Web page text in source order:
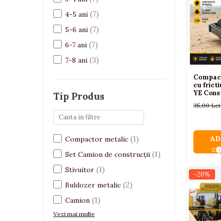
Saltelute si centre de activitati
Trenuri cu sine
Vehicule de constructii
Jucarii exterior
4-5 ani (7)
5-6 ani (7)
6-7 ani (7)
7-8 ani (3)
Tip Produs
Compactor metalic (1)
Set Camion de construcții (1)
Stivuitor (1)
Buldozer metalic (2)
Camion (1)
Vezi mai multe
cu
YE
35,00 Lei
-20%